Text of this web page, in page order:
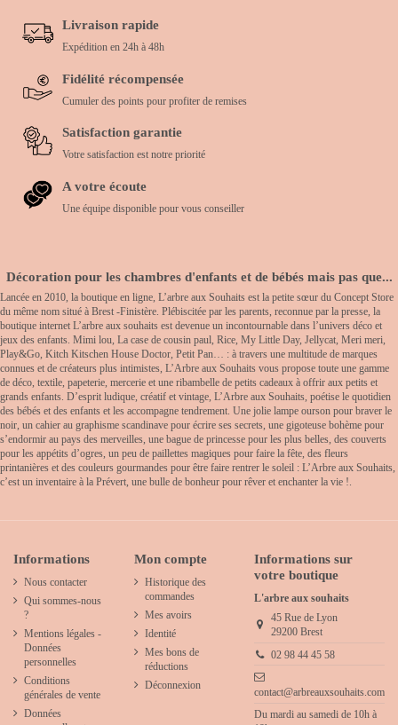
Livraison rapide
Expédition en 24h à 48h
Fidélité récompensée
Cumuler des points pour profiter de remises
Satisfaction garantie
Votre satisfaction est notre priorité
A votre écoute
Une équipe disponible pour vous conseiller
Décoration pour les chambres d'enfants et de bébés mais pas que...
Lancée en 2010, la boutique en ligne, L’arbre aux Souhaits est la petite sœur du Concept Store
du même nom situé à Brest -Finistère. Plébiscitée par les parents, reconnue par la presse, la
boutique internet L’arbre aux souhaits est devenue un incontournable dans l’univers déco et
jeux des enfants. Mimi lou, La case de cousin paul, Rice, My Little Day, Jellycat, Meri meri,
Play&Go, Kitch Kitschen House Doctor, Petit Pan… : à travers une multitude de marques
connues et de créateurs plus intimistes, L’Arbre aux Souhaits vous propose toute une gamme
de déco, textile, papeterie, mercerie et une ribambelle de petits cadeaux à offrir aux petits et
grands enfants. D’esprit ludique, créatif et vintage, L’Arbre aux Souhaits, poétise le quotidien
des bébés et des enfants et les accompagne tendrement. Une jolie lampe ourson pour braver le
noir, un cahier au graphisme scandinave pour écrire ses secrets, une gigoteuse bohème pour
s’endormir au pays des merveilles, une bague de princesse pour les plus belles, des couverts
pour les appétits d’ogres, un peu de paillettes magiques pour faire la fête, des fleurs
printanières et des couleurs gourmandes pour être faire rentrer le soleil : L’Arbre aux Souhaits,
c’est un inventaire à la Prévert, une bulle de bonheur pour rêver et enchanter la vie !.
Informations
Nous contacter
Qui sommes-nous
?
Mentions légales -
Données
personnelles
Conditions
générales de vente
Données
Mon compte
Historique des
commandes
Mes avoirs
Identité
Mes bons de
réductions
Déconnexion
Informations sur
votre boutique
L'arbre aux souhaits
45 Rue de Lyon
29200 Brest
02 98 44 45 58
contact@arbreauxsouhaits.com
Du mardi au samedi de 10h à